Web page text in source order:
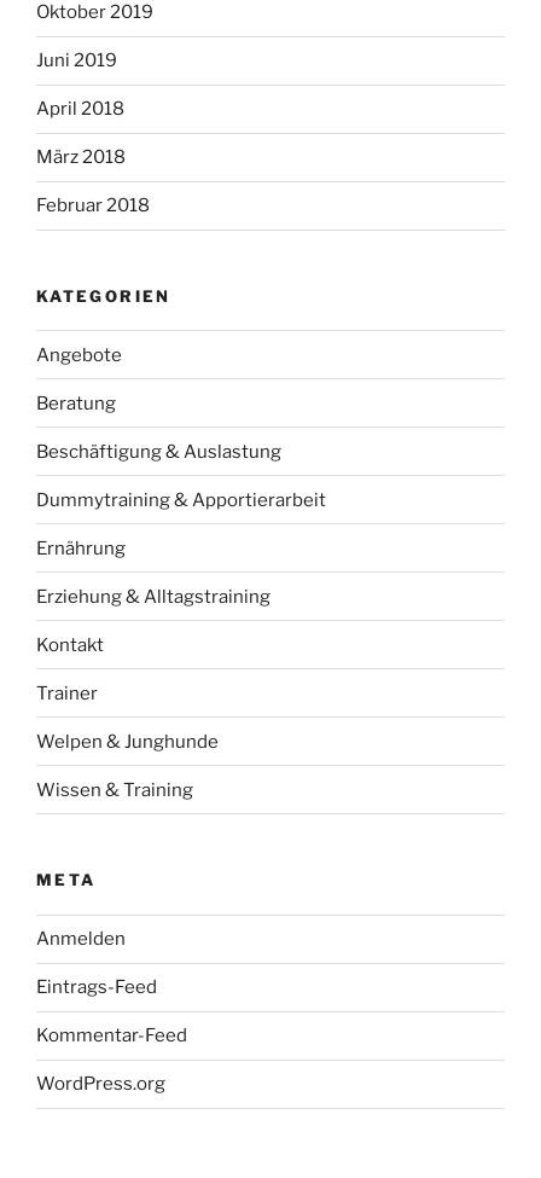
Oktober 2019
Juni 2019
April 2018
März 2018
Februar 2018
KATEGORIEN
Angebote
Beratung
Beschäftigung & Auslastung
Dummytraining & Apportierarbeit
Ernährung
Erziehung & Alltagstraining
Kontakt
Trainer
Welpen & Junghunde
Wissen & Training
META
Anmelden
Eintrags-Feed
Kommentar-Feed
WordPress.org